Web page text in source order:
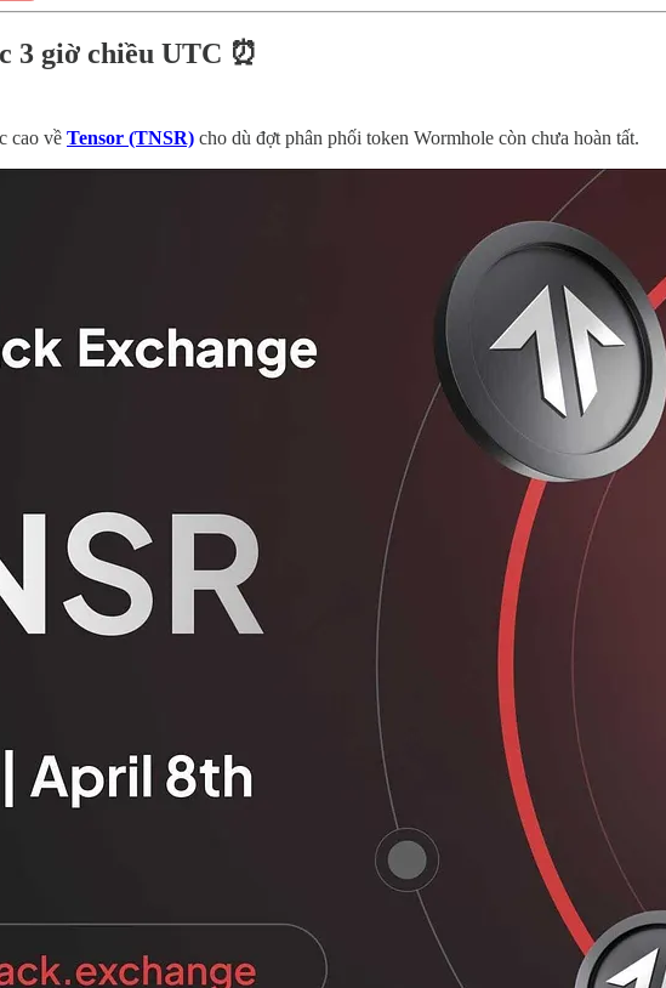
3 giờ chiều UTC ⏰
cao về Tensor (TNSR) cho dù đợt phân phối token Wormhole còn chưa hoàn tất.